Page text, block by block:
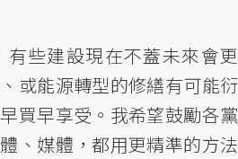
些建設現在不蓋未來會更
或能源轉型的修繕有可能衍
買早享受。我希望鼓勵各黨
、媒體，都用更精準的方法